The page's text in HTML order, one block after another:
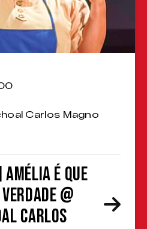
Carlos Magno
Amélia é que
@
Carlos